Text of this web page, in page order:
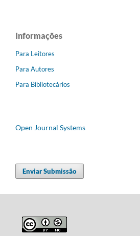
Informações
Para Leitores
Para Autores
Para Bibliotecários
Open Journal Systems
Enviar Submissão